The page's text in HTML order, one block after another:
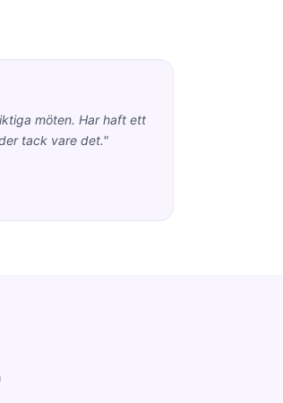
möten. Har haft ett
tack vare det."